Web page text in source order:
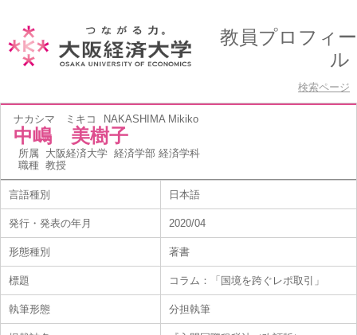
教員プロフィー
ル
検索ページ
ナカシマ ミキコ NAKASHIMA Mikiko
中嶋 美樹子
所属 大阪経済大学 経済学部 経済学科
職種 教授
言語種別 日本語
発行・発表の年月 2020/04
形態種別 著書
標題 コラム：「国境を跨ぐレポ取引」
執筆形態 分担執筆